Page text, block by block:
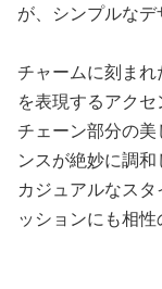
が、シンプルなデ
チャームに刻ま
を表現するアクセ
チェーン部分の
ンスが絶妙に調和
カジュアルなス
ッションにも相性